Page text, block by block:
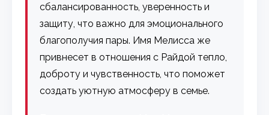
сбалансированность, уверенность и
защиту, что важно для эмоционального
благополучия пары. Имя Мелисса же
привнесет в отношения с Райдой тепло,
доброту и чувственность, что поможет
создать уютную атмосферу в семье.